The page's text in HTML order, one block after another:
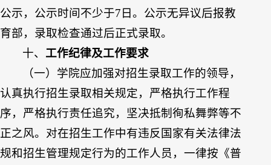
公示，公示时间不少于7日。公示无异议后报教
育部，录取检查通过后正式录取。
十、 工作纪律及工作要求
（一）学院应加强对招生录取工作的领导，
认真执行招生录取相关规定，严格执行工作程
序，严格执行责任追究，坚决抵制徇私舞弊等不
正之风。对在招生工作中有违反国家有关法律法
规和招生管理规定行为的工作人员，一律按《普